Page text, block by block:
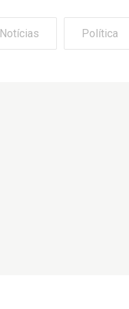
Notícias Política